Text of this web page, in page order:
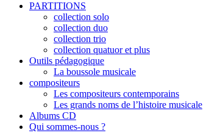
PARTITIONS
collection solo
collection duo
collection trio
collection quatuor et plus
Outils pédagogique
La boussole musicale
compositeurs
Les compositeurs contemporains
Les grands noms de l’histoire musicale
Albums CD
Qui sommes-nous ?